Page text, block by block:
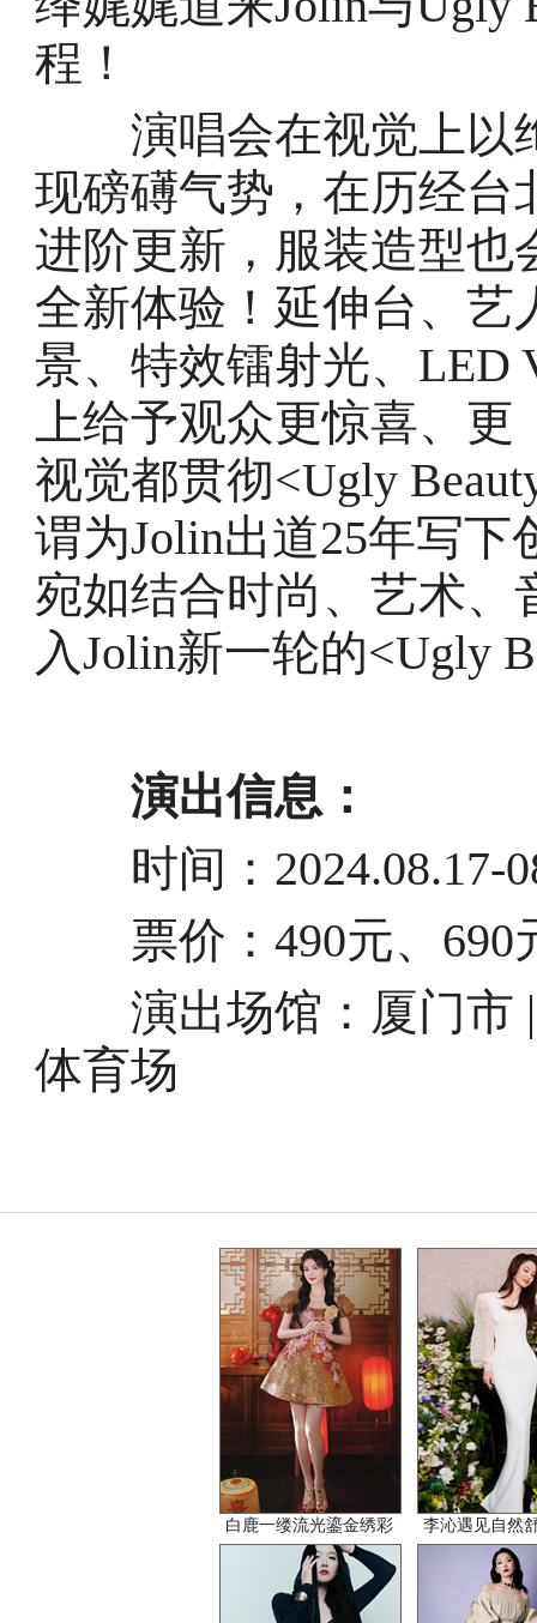
程！
演唱会在视觉上以
现磅礡气势，在历经
进阶更新，服装造型也
全新体验！延伸台、艺
景、特效镭射光、LED
上给予观众更惊喜、更
视觉都贯彻<Ugly
谓为Jolin出道25年写
宛如结合时尚、艺术、
入Jolin新一轮的<Ugly
演出信息：
时间：2024.08.17-
票价：490元、690
演出场馆： 厦门市
体育场
白鹿一缕流光鎏金绣彩 李沁遇见自然